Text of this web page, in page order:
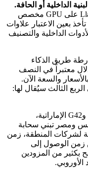
الداخلية أو الحافة.
استضافة Qwen-3 أو Mistral أو Llama على GPU مخصص
بعين الاعتبار علاوات
الداخلية والتصنيف
طريق الذكاء
معتبراً في النصف
في 2027، التزم بالأسعار والسعة الآن.
الثالث سيُقال لها:
HUMAIN السعودية، وG42 الإماراتية،
ومصر تبني سحابة
لشركات المنطقة، زمن
الوصول إلى
بكثير من المزودين